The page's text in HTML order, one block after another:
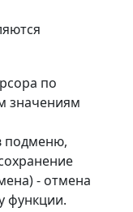
по
значениям
подменю,
- отмена
функции.